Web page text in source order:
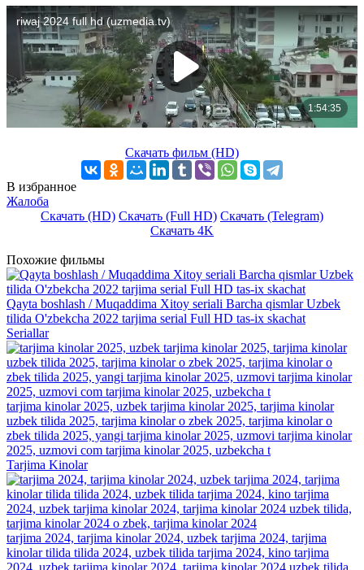
Скачать фильм (HD)
В избранное
Жалоба
Скачать (HD) Скачать (Full HD) Скачать (Telegram)
Скачать 4K
Похожие фильмы
Qayta boshlash / Muqaddima Xitoy seriali Barcha qismlar Uzbek
tilida O'zbekcha 2022 tarjima serial Full HD tas-ix skachat
Seriallar
tarjima kinolar 2025, uzbek tarjima kinolar 2025, tarjima kinolar
uzbek tilida 2025, tarjima kinolar o zbek 2025, tarjima kinolar o
zbek tilida 2025, yangi tarjima kinolar 2025, uzmovi tarjima kinolar
2025, uzmovi com tarjima kinolar 2025, uzbekcha t
Tarjima Kinolar
tarjima 2024, tarjima kinolar 2024, uzbek tarjima 2024, tarjima
kinolar tilida tilida 2024, uzbek tilida tarjima 2024, kino tarjima
2024, uzbek tarjima kinolar 2024, tarjima kinolar 2024 uzbek tilida,